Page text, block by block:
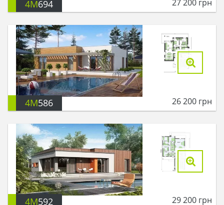
4M694 27 200 грн
4M586 26 200 грн
4M592 29 200 грн